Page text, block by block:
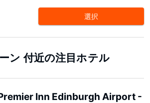
選択
ン 付近の注目ホテル
Inn Edinburgh Airport -